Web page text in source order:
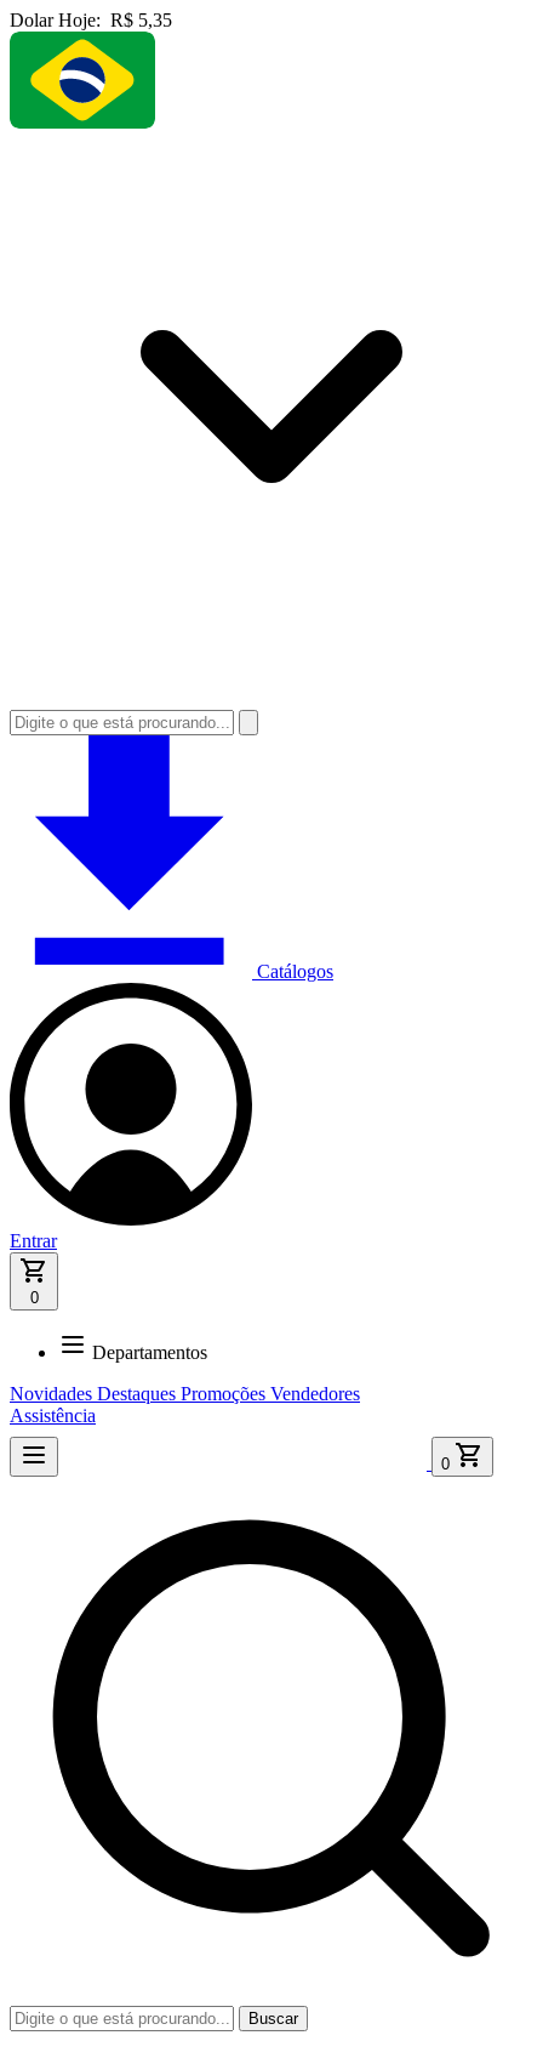
Dolar Hoje: R$ 5,35
Catálogos
Entrar
0
Departamentos
Novidades Destaques Promoções Vendedores
Assistência
0
Buscar